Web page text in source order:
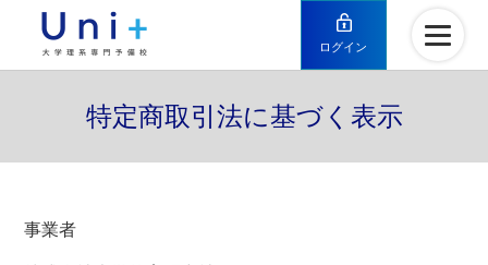
ログイン
特定商取引法に基づく表示
事業者